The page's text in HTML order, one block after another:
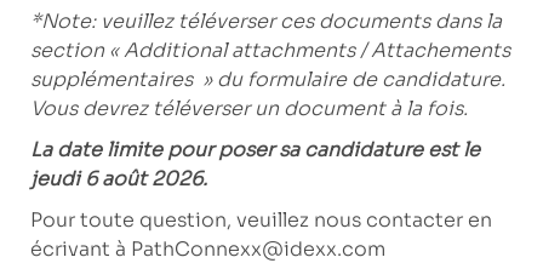
*Note: veuillez téléverser ces documents dans la
section « Additional attachments / Attachements
supplémentaires »du formulaire de candidature.
Vous devrez téléverser un document à la fois.
La date limite pour poser sa candidature est le
jeudi 6 août 2026.
Pour toute question, veuillez nous contacter en
écrivant à PathConnexx@idexx.com